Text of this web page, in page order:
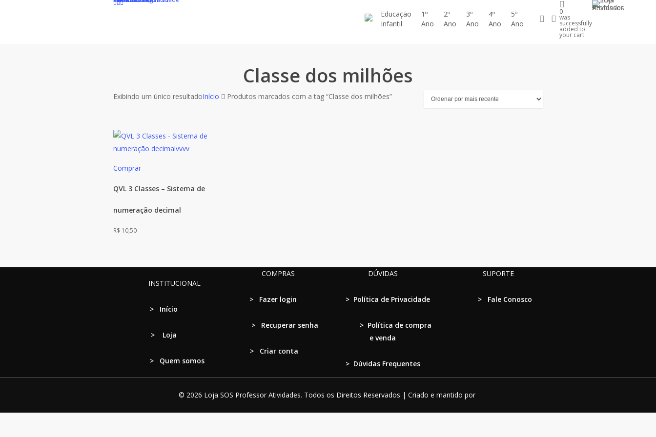
Educação
Infantil
1º
Ano
2º
Ano
3º
Ano
4º
Ano
5º
Ano
procurar
account
0
was
successfully
added to
your cart.
Classe dos milhões
Exibindo um único resultadoInício Produtos marcados com a tag “Classe dos milhões”
Comprar
QVL 3 Classes – Sistema de
numeração decimal
R$ 10,50
INSTITUCIONAL
> Início
> Loja
> Quem somos
COMPRAS
> Fazer login
> Recuperar senha
> Criar conta
DÚVIDAS
> Política de Privacidade
> Política de compra
e venda
> Dúvidas Frequentes
SUPORTE
> Fale Conosco
© 2026 Loja SOS Professor Atividades. Todos os Direitos Reservados | Criado e mantido por